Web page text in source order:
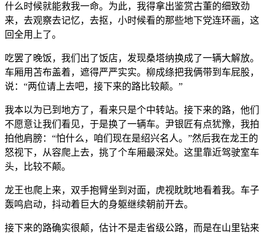
什么时候就能救我一命。为此，我得拿出鉴赏古董的细致劲
来，去观察去记忆，去抠，小时候看的那些地下党连环画，这
回全用上了。
吃罢了晚饭，我们出了饭店，发现桑塔纳换成了一辆大解放。
车厢用苫布盖着，遮得严严实实。柳成绦把我俩带到车屁股，
说：“两位请上去吧，接下来的路比较颠。”
我本以为已到地方了，看来只是个中转站。接下来的路，他们
不愿意让我们看见，于是换了一辆车。尹银匠有点犹豫，我拍
拍他肩膀：“怕什么，咱们现在是绍兴名人。”然后我在龙王的
怒视下，从容爬上去，挑了个车厢最深处。这里靠近驾驶室车
头，比较不颠。
龙王也爬上来，双手抱臂坐到对面，虎视眈眈地看着我。车子
轰鸣启动，抖动着巨大的身躯继续朝前开去。
接下来的路确实很颠，估计不是走省级公路，而是在山里钻来